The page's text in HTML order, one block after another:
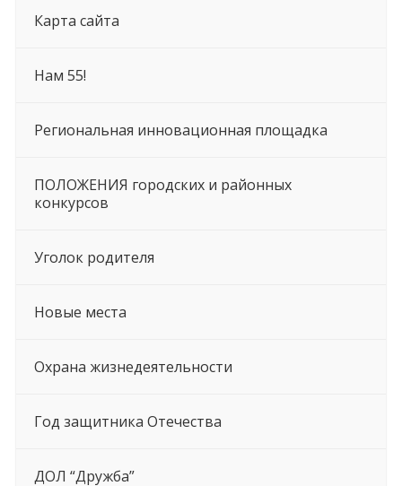
Карта сайта
Нам 55!
Региональная инновационная площадка
ПОЛОЖЕНИЯ городских и районных
конкурсов
Уголок родителя
Новые места
Охрана жизнедеятельности
Год защитника Отечества
ДОЛ “Дружба”